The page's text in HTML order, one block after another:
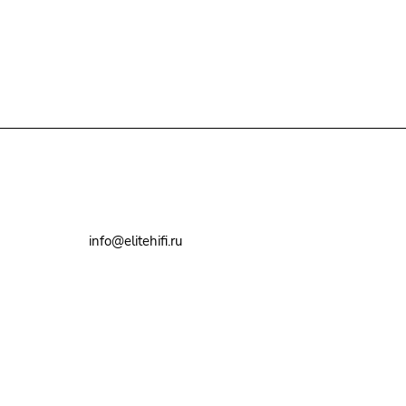
info@elitehifi.ru